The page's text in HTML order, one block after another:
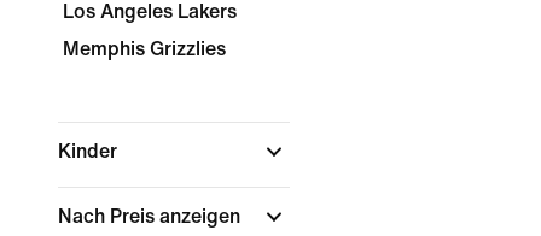
Los Angeles Lakers
Memphis Grizzlies
Kinder
Nach Preis anzeigen